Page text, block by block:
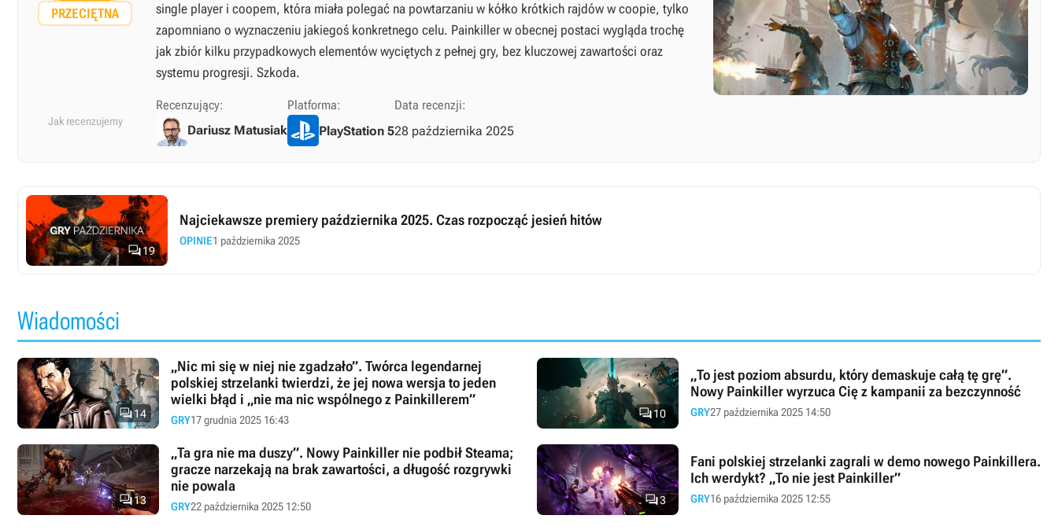
PRZECIĘTNA
single player i coopem, która miała polegać na powtarzaniu w kółko krótkich rajdów w coopie, tylko
zapomniano o wyznaczeniu jakiegoś konkretnego celu. Painkiller w obecnej postaci wygląda trochę
jak zbiór kilku przypadkowych elementów wyciętych z pełnej gry, bez kluczowej zawartości oraz
systemu progresji. Szkoda.
Jak recenzujemy
Recenzujący:
Dariusz Matusiak
Platforma:
PlayStation 5
Data recenzji:
28 października 2025
19
Najciekawsze premiery października 2025. Czas rozpocząć jesień hitów
OPINIE1 października 2025
Wiadomości
14
„Nic mi się w niej nie zgadzało”. Twórca legendarnej
polskiej strzelanki twierdzi, że jej nowa wersja to jeden
wielki błąd i „nie ma nic wspólnego z Painkillerem”
GRY17 grudnia 2025 16:43 10
„To jest poziom absurdu, który demaskuje całą tę grę”.
Nowy Painkiller wyrzuca Cię z kampanii za bezczynność
GRY27 października 2025 14:50
13
„Ta gra nie ma duszy”. Nowy Painkiller nie podbił Steama;
gracze narzekają na brak zawartości, a długość rozgrywki
nie powala
GRY22 października 2025 12:50 3
Fani polskiej strzelanki zagrali w demo nowego Painkillera.
Ich werdykt? „To nie jest Painkiller”
GRY16 października 2025 12:55